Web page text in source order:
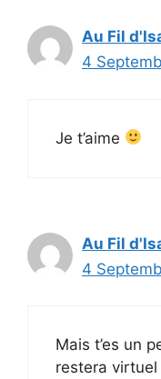
Au Fil
4
Je t’aime
Au Fil
4
Mais t’es un
restera virtuel